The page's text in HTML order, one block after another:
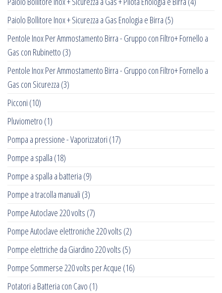
Paiolo Bollitore Inox + Sicurezza a Gas Enologia e Birra (5)
Pentole Inox Per Ammostamento Birra - Gruppo con Filtro+ Fornello a
Gas con Rubinetto (3)
Pentole Inox Per Ammostamento Birra - Gruppo con Filtro+ Fornello a
Gas con Sicurezza (3)
Picconi (10)
Pluviometro (1)
Pompa a pressione - Vaporizzatori (17)
Pompe a spalla (18)
Pompe a spalla a batteria (9)
Pompe a tracolla manuali (3)
Pompe Autoclave 220 volts (7)
Pompe Autoclave elettroniche 220 volts (2)
Pompe elettriche da Giardino 220 volts (5)
Pompe Sommerse 220 volts per Acque (16)
Potatori a Batteria con Cavo (1)